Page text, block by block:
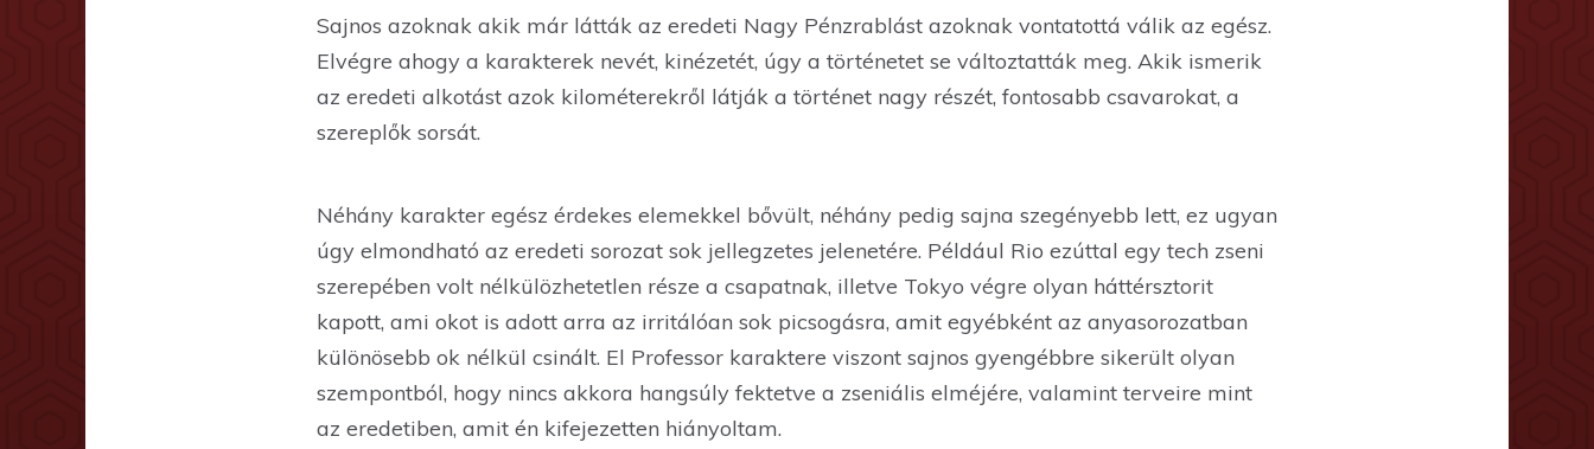
Sajnos azoknak akik már látták az eredeti Nagy Pénzrablást azoknak vontatottá válik az egész.
Elvégre ahogy a karakterek nevét, kinézetét, úgy a történetet se változtatták meg. Akik ismerik
az eredeti alkotást azok kilométerekről látják a történet nagy részét, fontosabb csavarokat, a
szereplők sorsát.
Néhány karakter egész érdekes elemekkel bővült, néhány pedig sajna szegényebb lett, ez ugyan
úgy elmondható az eredeti sorozat sok jellegzetes jelenetére. Például Rio ezúttal egy tech zseni
szerepében volt nélkülözhetetlen része a csapatnak, illetve Tokyo végre olyan háttérsztorit
kapott, ami okot is adott arra az irritálóan sok picsogásra, amit egyébként az anyasorozatban
különösebb ok nélkül csinált. El Professor karaktere viszont sajnos gyengébbre sikerült olyan
szempontból, hogy nincs akkora hangsúly fektetve a zseniális elméjére, valamint terveire mint
az eredetiben, amit én kifejezetten hiányoltam.